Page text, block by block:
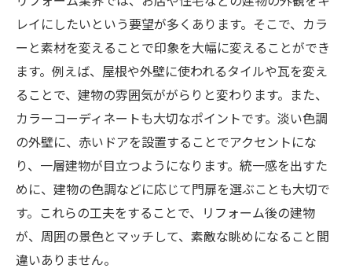
レイにしたいという要望が多くあります。そこで、カラ
ーと素材を変えることで印象を大幅に変えることができ
ます。例えば、屋根や外壁に使われるタイルや瓦を変え
ることで、建物の雰囲気ががらりと変わります。また、
カラーコーディネートも大切なポイントです。淡い色調
の外壁に、赤いドアを設置することでアクセントにな
り、一層建物が目立つようになります。統一感を出すた
めに、建物の色調などに応じて門扉を選ぶことも大切で
す。これらの工夫をすることで、リフォーム後の建物
が、周囲の景色とマッチして、素敵な眺めになること間
違いありません。